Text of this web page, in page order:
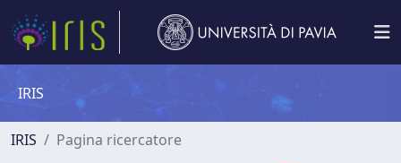
IRIS
IRIS Pagina ricercatore